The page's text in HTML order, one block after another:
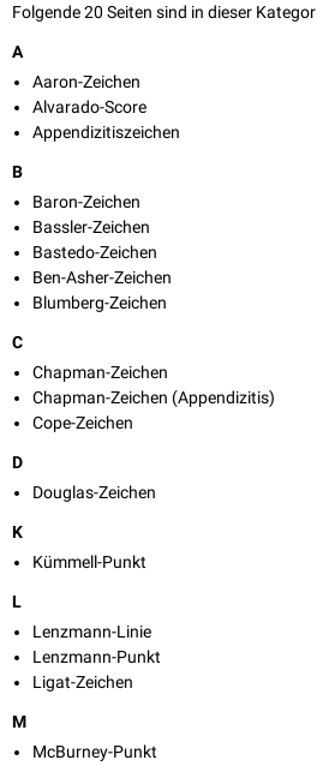
Folgende 20 Seiten sind in dieser
A
Aaron-Zeichen
Alvarado-Score
Appendizitiszeichen
B
Baron-Zeichen
Bassler-Zeichen
Bastedo-Zeichen
Ben-Asher-Zeichen
Blumberg-Zeichen
C
Chapman-Zeichen
Chapman-Zeichen (Appendizitis)
Cope-Zeichen
D
Douglas-Zeichen
K
Kümmell-Punkt
L
Lenzmann-Linie
Lenzmann-Punkt
Ligat-Zeichen
M
McBurney-Punkt